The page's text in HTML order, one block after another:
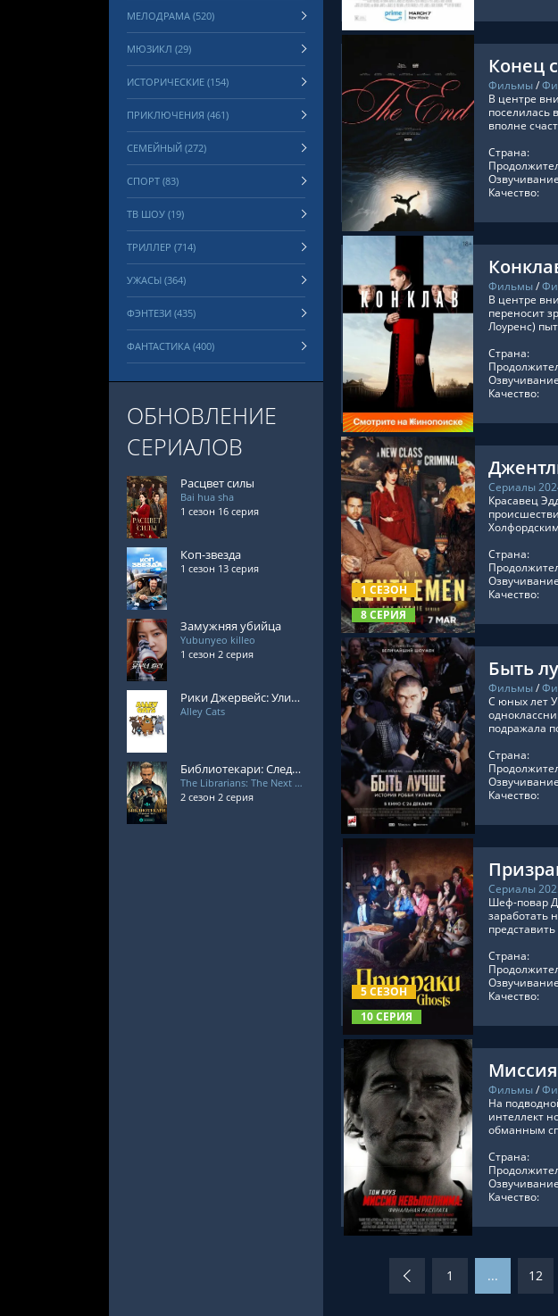
СМОТРЕТЬ ОНЛАЙН
Конец
Фильмы/
В центре
поселилась
вполне
Страна:
Качество:
СМОТРЕТЬ ОНЛАЙН
Фильмы/
В центре
переносит
Лоуренс)
Страна:
Качество:
1 СЕЗОН
8 СЕРИЯ
СМОТРЕТЬ ОНЛАЙН
Сериалы
Красавец
Страна:
Качество:
СМОТРЕТЬ ОНЛАЙН
Быть
Фильмы/
С юных лет
подражала
Страна:
Качество:
5 СЕЗОН
10 СЕРИЯ
СМОТРЕТЬ ОНЛАЙН
Сериалы
Шеф-повар
заработать
Страна:
Качество:
СМОТРЕТЬ ОНЛАЙН
Фильмы/
На
интеллект
обманным
Страна:
Качество:
1 ... 12
МЕЛОДРАМА (520)
МЮЗИКЛ (29)
ИСТОРИЧЕСКИЕ (154)
ПРИКЛЮЧЕНИЯ (461)
СЕМЕЙНЫЙ (272)
СПОРТ (83)
ТВ ШОУ (19)
ТРИЛЛЕР (714)
УЖАСЫ (364)
ФЭНТЕЗИ (435)
ФАНТАСТИКА (400)
ОБНОВЛЕНИЕ
СЕРИАЛОВ
Расцвет силы
Bai hua sha
1 сезон 16 серия
Коп-звезда
1 сезон 13 серия
Замужняя убийца
Yubunyeo killeo
1 сезон 2 серия
Рики Джервейс: Уличные коты
Alley Cats
Библиотекари: Следующая глава 2 сезон
The Librarians: The Next Chapter
2 сезон 2 серия